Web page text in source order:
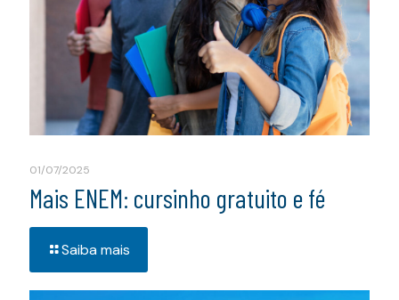
01/07/2025
Mais ENEM: cursinho gratuito e fé
Saiba mais